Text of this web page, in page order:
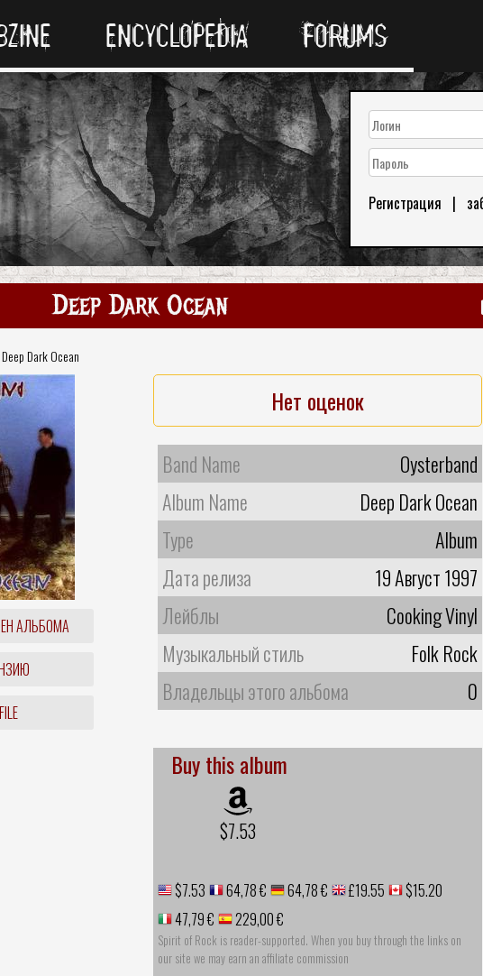
ENCYCLOPEDIA FORUMS
Регистрация |
Deep Dark Ocean
Deep Dark Ocean
АЛЬБОМА
Нет оценок
Band Name
Oysterband
Album Name
Deep Dark Ocean
Type
Album
Дата релиза
19 Август 1997
Лейблы
Cooking Vinyl
Музыкальный стиль
Folk Rock
Владельцы этого альбома
0
Buy this album
$7.53
$7.53 64,78 € 64,78 € £19.55
$15.20
47,79 €
229,00 €
Spirit of Rock is reader-supported. When you buy through the links on
our site we may earn an affiliate commission